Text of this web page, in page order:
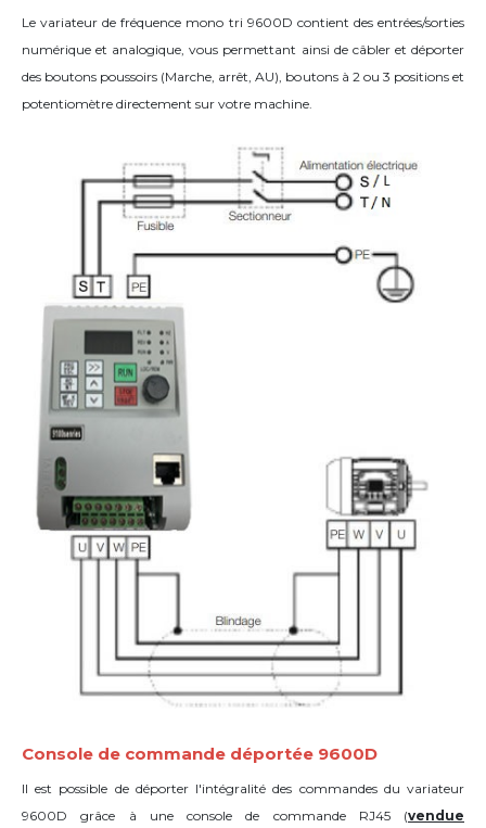
Le variateur de fréquence mono tri 9600D contient des entrées/sorties
numérique et analogique, vous permettant ainsi de câbler et déporter
des boutons poussoirs (Marche, arrêt, AU), boutons à 2 ou 3 positions et
potentiomètre directement sur votre machine.
Console de commande déportée 9600D
Il est possible de déporter l'intégralité des commandes du variateur
9600D grâce à une console de commande RJ45 (vendue